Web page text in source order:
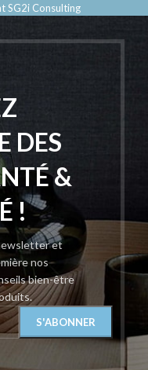
SG2i Consulting
DES
&
!
et
nos
bien-être